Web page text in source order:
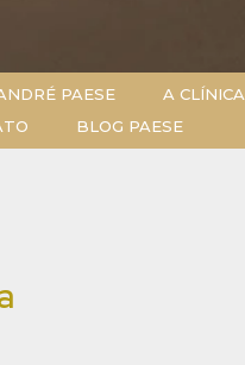
PAESE A CLÍNICA
BLOG PAESE